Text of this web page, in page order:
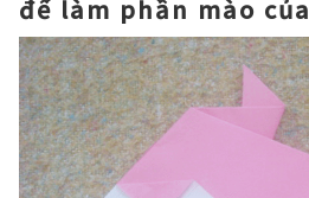
để làm phần mào